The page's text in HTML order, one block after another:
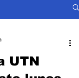
UTN